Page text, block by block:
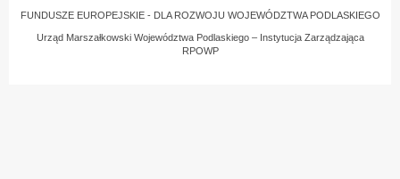
FUNDUSZE EUROPEJSKIE - DLA ROZWOJU WOJEWÓDZTWA PODLASKIEGO
Urząd Marszałkowski Województwa Podlaskiego – Instytucja Zarządzająca
RPOWP